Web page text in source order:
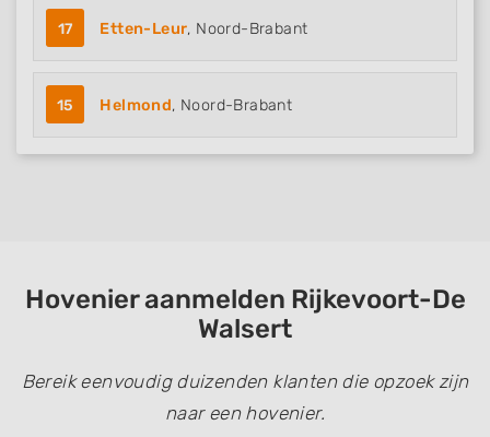
17 Etten-Leur, Noord-Brabant
15 Helmond, Noord-Brabant
Hovenier aanmelden Rijkevoort-De
Walsert
Bereik eenvoudig duizenden klanten die opzoek zijn
naar een hovenier.